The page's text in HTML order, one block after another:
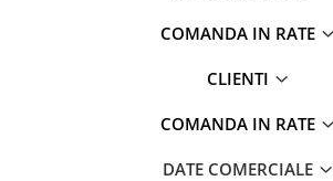
COMANDA IN RATE
CLIENTI
COMANDA IN RATE
DATE COMERCIALE